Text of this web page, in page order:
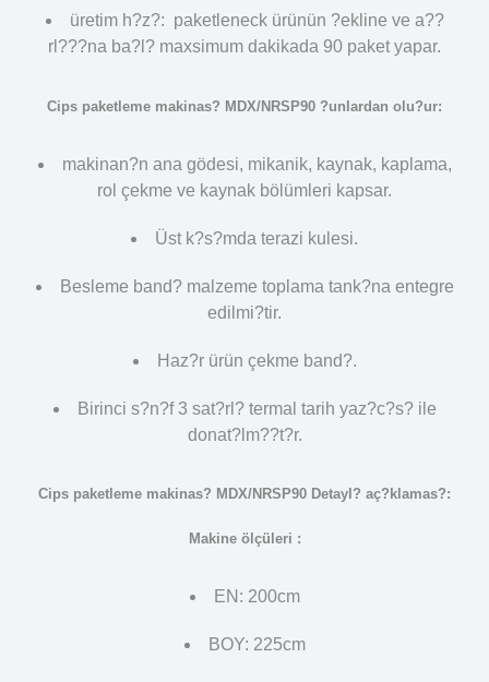
üretim h?z?: paketleneck ürünün ?ekline ve a??
rl???na ba?l? maxsimum dakikada 90 paket yapar.
Cips paketleme makinas? MDX/NRSP90 ?unlardan olu?ur:
makinan?n ana gödesi, mikanik, kaynak, kaplama,
rol çekme ve kaynak bölümleri kapsar.
Üst k?s?mda terazi kulesi.
Besleme band? malzeme toplama tank?na entegre
edilmi?tir.
Haz?r ürün çekme band?.
Birinci s?n?f 3 sat?rl? termal tarih yaz?c?s? ile
donat?lm??t?r.
Cips paketleme makinas? MDX/NRSP90 Detayl? aç?klamas?:
Makine ölçüleri :
EN: 200cm
BOY: 225cm